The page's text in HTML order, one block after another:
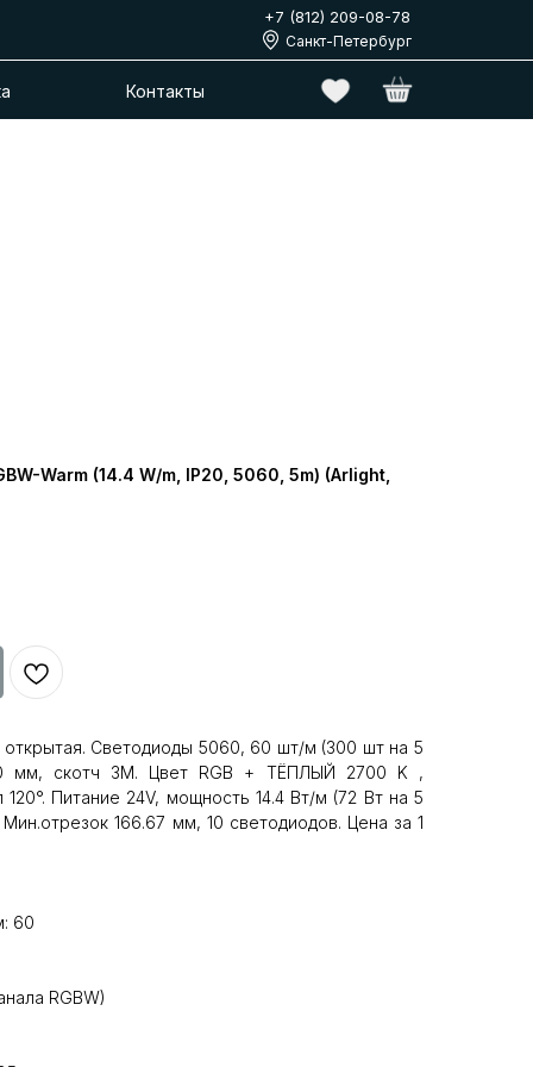
Контакты
Санкт-Петербург
+7 (812) 209-08-78
Warm (14.4 W/m, IP20, 5060, 5m) (Arlight,
открытая. Светодиоды 5060, 60 шт/м (300 шт на 5
мм, скотч 3M. Цвет RGB + ТЁПЛЫЙ 2700 K ,
Питание 24V, мощность 14.4 Вт/м (72 Вт на 5
166.67 мм, 10 светодиодов. Цена за 1
60
RGBW)